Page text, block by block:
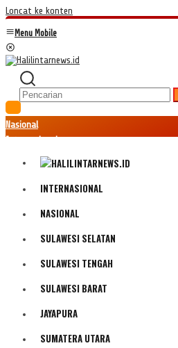
Loncat ke konten
Menu Mobile
Nasional
Internasional
Politik
Olahraga
Bencana Alam
INTERNASIONAL
NASIONAL
SULAWESI SELATAN
SULAWESI TENGAH
SULAWESI BARAT
JAYAPURA
SUMATERA UTARA